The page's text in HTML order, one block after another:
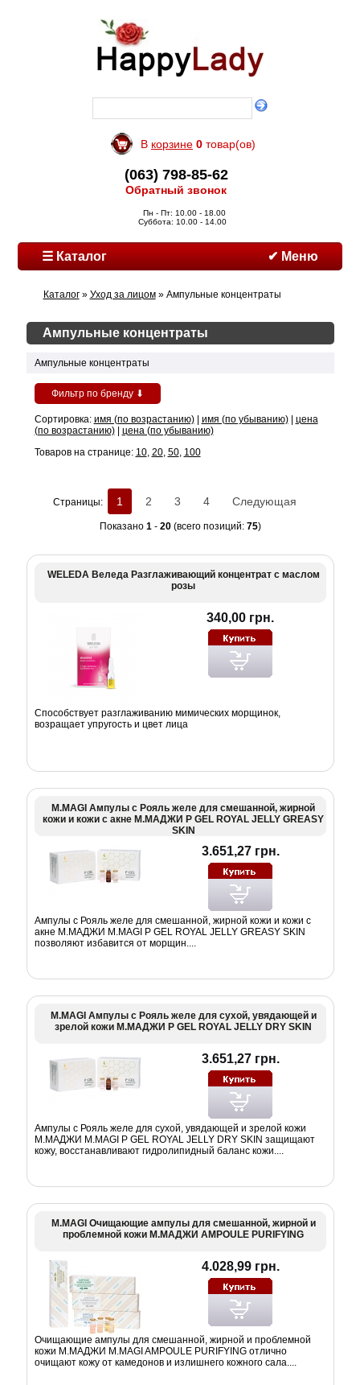
В корзине 0 товар(ов)
(063) 798-85-62
Обратный звонок
Пн - Пт: 10.00 - 18.00
Суббота: 10.00 - 14.00
☰ Каталог ✔ Меню
Каталог» Уход за лицом» Ампульные концентраты
Ампульные концентраты
Ампульные концентраты
Фильтр по бренду ⬇
Сортировка: имя (по возрастанию)| имя (по убыванию)| цена
(по возрастанию)| цена (по убыванию)
Товаров на странице: 10, 20, 50, 100
Страницы: 1 2 3 4 Следующая
Показано 1- 20(всего позиций: 75)
WELEDA Веледа Разглаживающий концентрат с маслом
розы
340,00 грн.
Способствует разглаживанию мимических морщинок,
возращает упругость и цвет лица
M.MAGI Ампулы c Рояль желе для смешанной, жирной
кожи и кожи с акне М.МАДЖИ P GEL ROYAL JELLY GREASY
SKIN
3.651,27 грн.
Ампулы c Рояль желе для смешанной, жирной кожи и кожи с
акне М.МАДЖИ M.MAGI P GEL ROYAL JELLY GREASY SKIN
позволяют избавится от морщин....
M.MAGI Ампулы с Рояль желе для сухой, увядающей и
зрелой кожи М.МАДЖИ P GEL ROYAL JELLY DRY SKIN
3.651,27 грн.
Ампулы с Рояль желе для сухой, увядающей и зрелой кожи
М.МАДЖИ M.MAGI P GEL ROYAL JELLY DRY SKIN защищают
кожу, восстанавливают гидролипидный баланс кожи....
M.MAGI Очищающие ампулы для смешанной, жирной и
проблемной кожи М.МАДЖИ AMPOULE PURIFYING
4.028,99 грн.
Очищающие ампулы для смешанной, жирной и проблемной
кожи М.МАДЖИ M.MAGI AMPOULE PURIFYING отлично
очищают кожу от камедонов и излишнего кожного сала....